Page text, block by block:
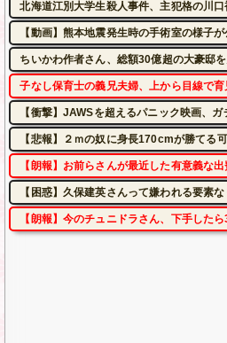
北海道江別大学生殺人事件、主犯格の川
【動画】熊本地震発生時の手術室の様子
ちいかわ作者さん、総額30億超の大豪邸
子なし保育士の義兄夫婦、上から目線で
【衝撃】JAWSを超えるパニック映画、
【悲報】２ｍの奴に身長170cmが勝てる
【朗報】お前らさんが最近した有意義な
【困惑】久保建英さんって嫌われる要素
【朗報】今のチュニドラさん、下手した